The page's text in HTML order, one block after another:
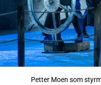
Petter Moen som